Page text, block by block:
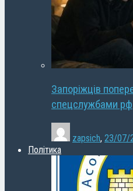
Запоріжців
спецслужбами рф
zapsich, 23/07/
Політика